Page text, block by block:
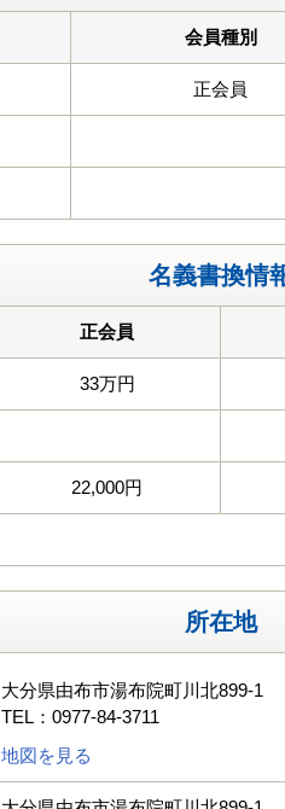
会員種別
正会員
名義書換情
正会員
33万円
22,000円
所在地
大分県由布市湯布院町川北899-1
TEL：0977-84-3711
地図を見る